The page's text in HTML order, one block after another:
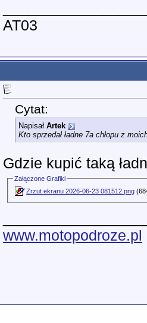
AT03
Cytat:
Napisał Artek
Kto sprzedał ładne 7a chłopu z
Gdzie kupić taką
Załączone Grafiki
Zrzut ekranu 2026-06-23 081512.png
www.motopodroze.pl